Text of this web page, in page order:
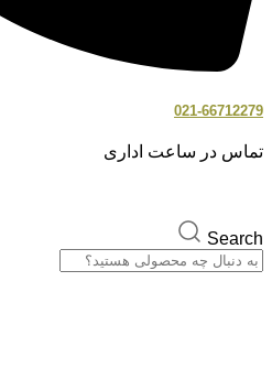
021-66712279
تماس در ساعت اداری
Search